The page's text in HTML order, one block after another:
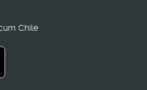
Chile